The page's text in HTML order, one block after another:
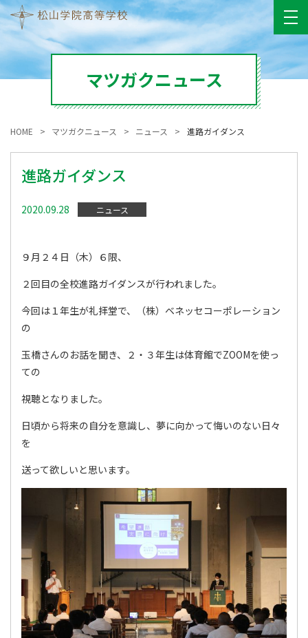
マツガクニュース
HOME マツガクニュース ニュース 進路ガイダンス
進路ガイダンス
2020.09.28 ニュース
９月２４日（木）６限、
２回目の全校進路ガイダンスが行われました。
今回は１年生が礼拝堂で、（株）ベネッセコーポレーション
の
玉橋さんのお話を聞き、２・３年生は体育館でZOOMを使っ
ての
視聴となりました。
日頃から将来の自分を意識し、夢に向かって悔いのない日々
を
送って欲しいと思います。